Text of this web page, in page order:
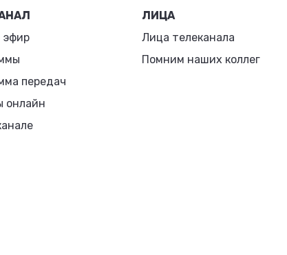
эфир
передач
онлайн
ЛИЦА
Лица телеканала
Помним наших коллег